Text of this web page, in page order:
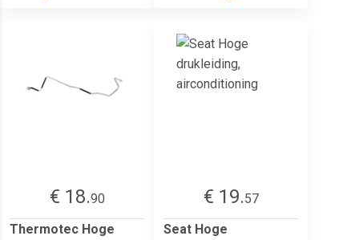
€ 18.90
Thermotec Hoge
€ 19.57
Seat Hoge